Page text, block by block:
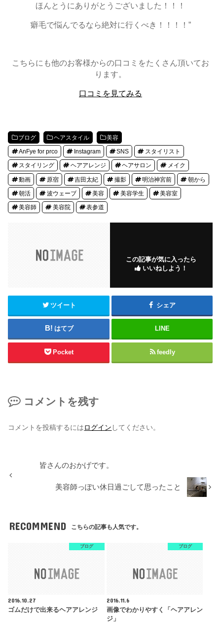
ほんとうにありがとうございました！！！
癖毛で悩んでるなら絶対に行くべき！！！！”
こちらにも他のお客様からの口コミをたくさん頂いてお
ります。
口コミを見てみる
ブログ ヘアスタイル 美容
AnFye for prco Instagram SNS スタイリスト
スタイリング ヘアアレンジ ヘアサロン メイク
動画 原宿 吉田太紀 撮影 明治神宮前 朝から
朝活 波ウェーブ 美容 美容学生 美容室
美容師 美容院 表参道
この記事が気に入ったら
いいねしよう！
ツイート シェア
はてブ LINE
Pocket feedly
コメントを残す
コメントを投稿するにはログイン してください。
皆さんのおかげです。
美容師っぽい休日過ごして思ったこと
RECOMMEND こちらの記事も人気です。
ブログ
2016.10.27
ゴムだけで出来るヘアアレンジ
ブログ
2016.11.6
画像でわかりやすく「ヘアアレン
ジ」